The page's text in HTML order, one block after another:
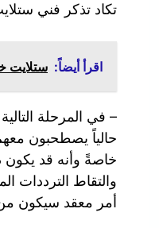
تكاد تذكر فني
اقرأ أيضاً: ستلايت
– في المرحلة
حالياً يصطحبون
خاصةً وأنه قد يكون
والتقاط الترددات
أمر معقد سيكون